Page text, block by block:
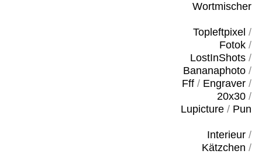
Wortmischer
Topleftpixel /
Fotok/
LostInShots/
Bananaphoto/
Fff/ Engraver/
20x30/
Lupicture/ Pun
Interieur/
Kätzchen /